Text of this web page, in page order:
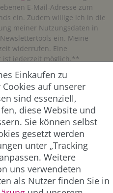
E-Mail-Adresse zum
ein. Zudem willige ich in die
meiner Nutzungsdaten in
ein. Meine
widerrufen. Eine
ist jederzeit möglich.**
es sich um ein Pflichtfeld.
Einkaufen zu
auf unserer
sind essenziell,
diese Website und
Sie können selbst
gesetzt werden
unter „Tracking
Weitere
uns verwendeten
als Nutzer finden Sie in